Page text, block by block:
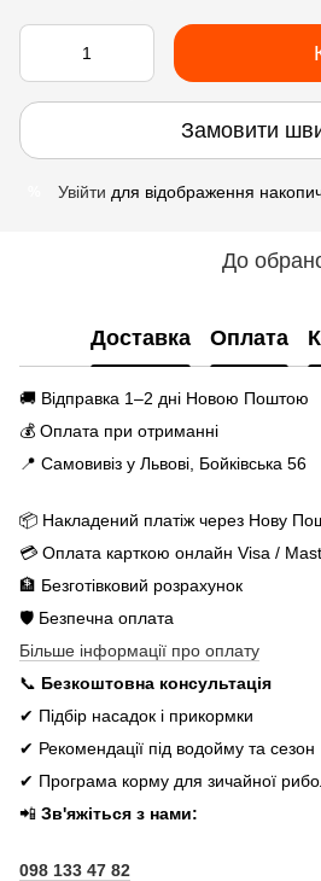
Замовити
Увійти для відображення
До
Доставка Оплата
🚚 Відправка 1–2 дні Новою Поштою
💰 Оплата при отриманні
📍 Самовивіз у Львові, Бойківська 56
📦 Накладений платіж через Нову
💳 Оплата карткою онлайн Visa /
🏦 Безготівковий розрахунок
🛡️ Безпечна оплата
Більше інформації про оплату
📞 Безкоштовна консультація
✔ Підбір насадок і прикормки
✔ Рекомендації під водойму та сезон
✔ Програма корму для зичайної
📲 Зв'яжіться з нами:
098 133 47 82